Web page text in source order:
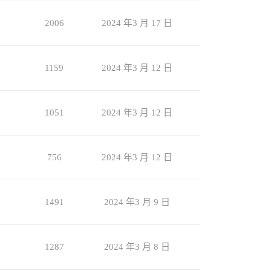
2006 2024 年3 月 17 日
1159 2024 年3 月 12 日
1051 2024 年3 月 12 日
756 2024 年3 月 12 日
1491 2024 年3 月 9 日
1287 2024 年3 月 8 日